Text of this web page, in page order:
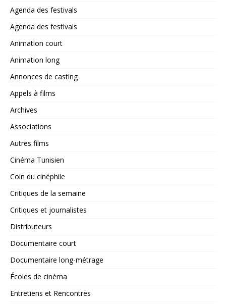
Agenda des festivals
Agenda des festivals
Animation court
Animation long
Annonces de casting
Appels à films
Archives
Associations
Autres films
Cinéma Tunisien
Coin du cinéphile
Critiques de la semaine
Critiques et journalistes
Distributeurs
Documentaire court
Documentaire long-métrage
Écoles de cinéma
Entretiens et Rencontres